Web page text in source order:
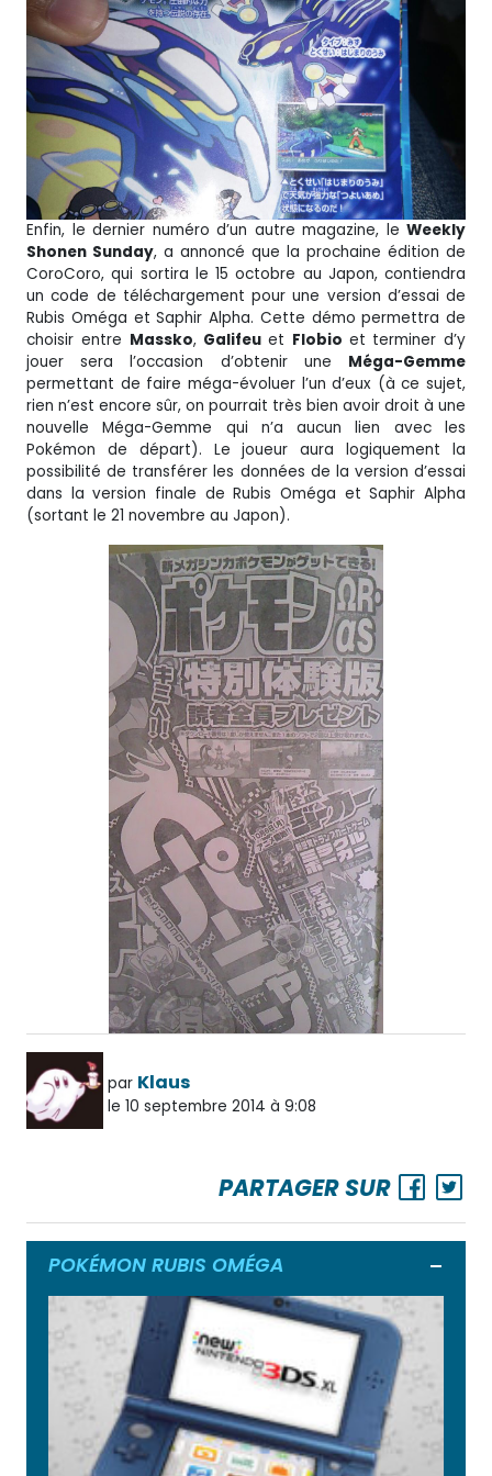
Enfin, le dernier numéro d’un autre magazine, le Weekly
Shonen Sunday, a annoncé que la prochaine édition de
CoroCoro, qui sortira le 15 octobre au Japon, contiendra
un code de téléchargement pour une version d’essai de
Rubis Oméga et Saphir Alpha. Cette démo permettra de
choisir entre Massko, Galifeu et Flobio et terminer d’y
jouer sera l’occasion d’obtenir une Méga-Gemme
permettant de faire méga-évoluer l’un d’eux (à ce sujet,
rien n’est encore sûr, on pourrait très bien avoir droit à une
nouvelle Méga-Gemme qui n’a aucun lien avec les
Pokémon de départ). Le joueur aura logiquement la
possibilité de transférer les données de la version d’essai
dans la version finale de Rubis Oméga et Saphir Alpha
(sortant le 21 novembre au Japon).
par Klaus
le 10 septembre 2014 à 9:08
PARTAGER SUR
POKÉMON RUBIS OMÉGA